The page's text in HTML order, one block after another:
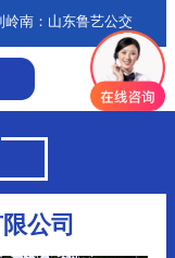
岭南：山东鲁艺公交
公司